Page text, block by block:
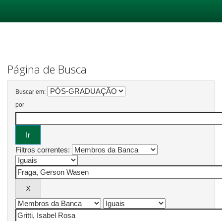
Página de Busca
Buscar em:
por
Filtros correntes: